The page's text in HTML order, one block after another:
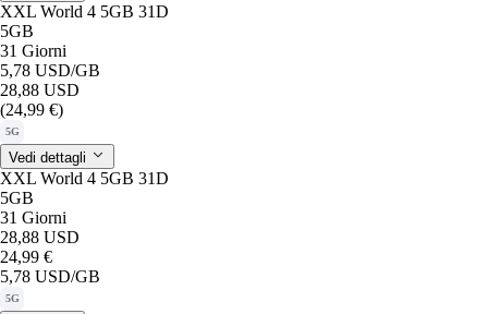
XXL World 4 5GB 31D
5GB
31 Giorni
5,78 USD/GB
28,88 USD
(24,99 €)
5G
Vedi dettagli
XXL World 4 5GB 31D
5GB
31 Giorni
28,88 USD
24,99 €
5,78 USD/GB
5G